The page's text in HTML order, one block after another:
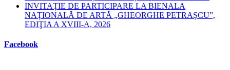
INVITAȚIE DE PARTICIPARE LA BIENALA
NAȚIONALĂ DE ARTĂ „GHEORGHE PETRAȘCU”,
EDIŢIA A XVIII-A, 2026
Facebook